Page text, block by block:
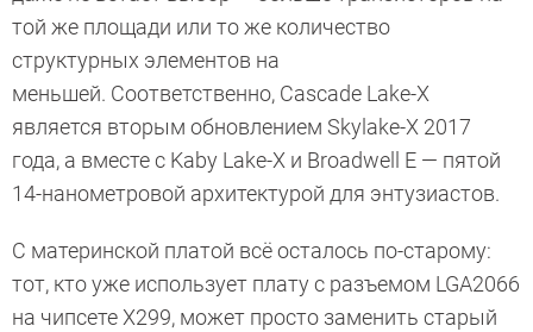
той же площади или то же количество
структурных элементов на
меньшей. Соответственно, Cascade Lake-X
является вторым обновлением Skylake-X 2017
года, а вместе с Kaby Lake-X и Broadwell E — пятой
14-нанометровой архитектурой для энтузиастов.
С материнской платой всё осталось по-старому:
тот, кто уже использует плату с разъемом LGA2066
на чипсете X299, может просто заменить старый